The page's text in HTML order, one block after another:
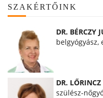
SZAKÉRTŐINK
DR. BÉRCZY
belgyógyász,
DR.
szülész-